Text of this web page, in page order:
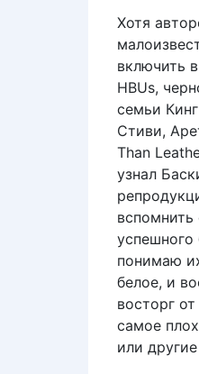
Хотя
включить
HBUs,
семьи
Стиви,
Than
узнал
понимаю
белое, и
восторг
самое
или